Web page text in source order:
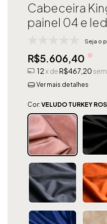
Cabeceira
painel 04 e led
Seja o
R$5.606,40
12x deR$467,20
Ver mais detalhes
Cor: VELUDO TURKEY